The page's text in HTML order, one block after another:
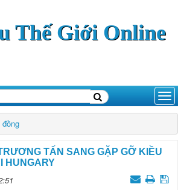
Thế Giới Online
đồng
TẤN SANG GẶP GỠ KIỀU
HUNGARY